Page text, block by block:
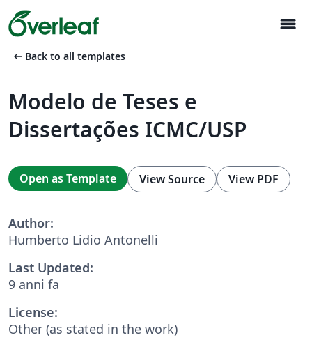
menu
arrow_left_alt Back to all templates
Modelo de Teses e
Dissertações ICMC/USP
Open as Template View Source View PDF
Author:
Humberto Lidio Antonelli
Last Updated:
9 anni fa
License:
Other (as stated in the work)